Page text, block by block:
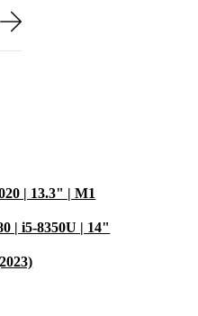
| 13.3" | M1
| i5-8350U | 14"